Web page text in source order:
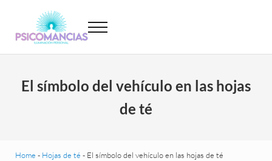
Psicomancias
Menu
El símbolo del vehículo en las hojas
de té
Home - Hojas de té - El símbolo del vehículo en las hojas de té